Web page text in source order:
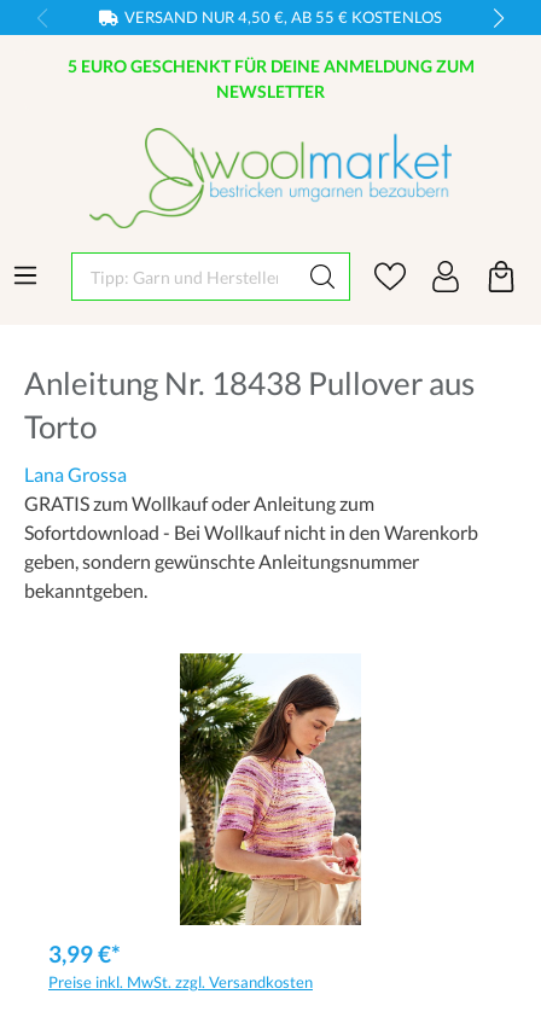
VERSAND NUR 4,50 €, AB 55 € KOSTENLOS
5 EURO GESCHENKT FÜR DEINE ANMELDUNG ZUM
NEWSLETTER
Tipp: Garn und Hersteller eingeben
Anleitung Nr. 18438 Pullover aus
Torto
Lana Grossa
GRATIS zum Wollkauf oder Anleitung zum
Sofortdownload - Bei Wollkauf nicht in den Warenkorb
geben, sondern gewünschte Anleitungsnummer
bekanntgeben.
3,99 €*
Preise inkl. MwSt. zzgl. Versandkosten